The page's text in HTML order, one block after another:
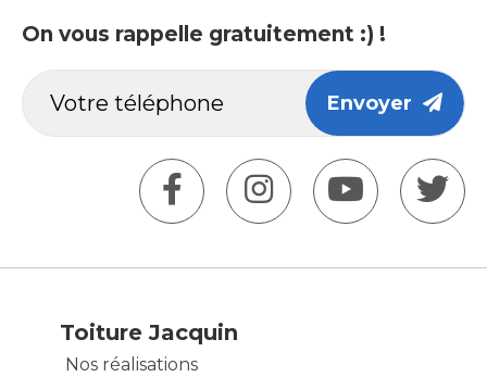
On vous rappelle gratuitement :) !
Envoyer
Toiture Jacquin
Nos réalisations